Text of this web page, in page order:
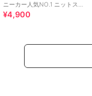
ニーカー人気NO.1 ニットスニ
ーカー スリッポン /3709
¥4,900